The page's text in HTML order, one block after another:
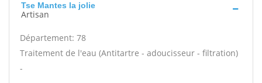
Tse Mantes la jolie
Artisan
Département: 78
Traitement de l'eau (Antitartre - adoucisseur - filtration)
-